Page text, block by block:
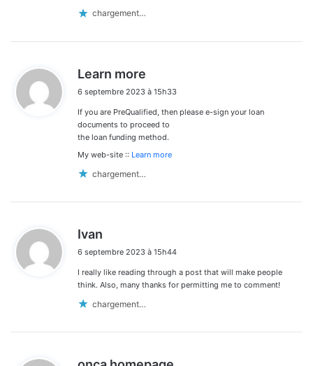
chargement…
Learn more
t
:
6 septembre 2023 à 15h33
If you are PreQualified, then please e-sign your loan
documents to proceed to
the loan funding method.
My web-site :: Learn more
chargement…
Ivan
t
:
6 septembre 2023 à 15h44
I really like reading through a post that will make people
think. Also, many thanks for permitting me to comment!
chargement…